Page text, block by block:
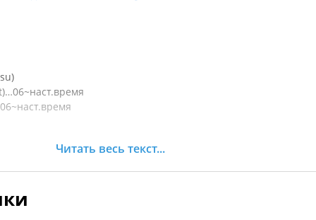
Читать весь текст...